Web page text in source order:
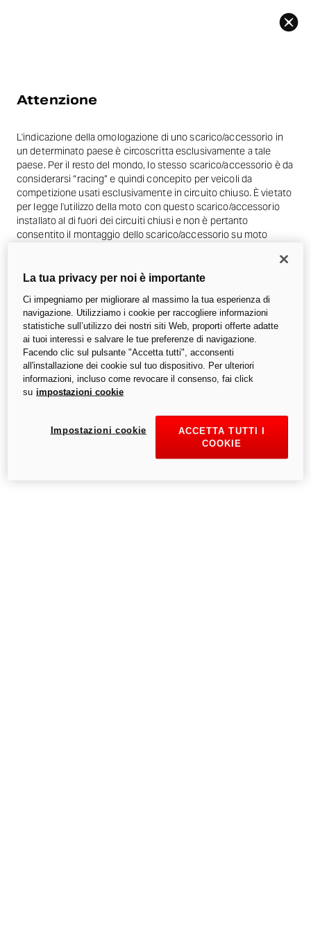
Attenzione
L'indicazione della omologazione di uno scarico/accessorio in
un determinato paese è circoscritta esclusivamente a tale
paese. Per il resto del mondo, lo stesso scarico/accessorio è da
considerarsi “racing” e quindi concepito per veicoli da
competizione usati esclusivamente in circuito chiuso. È vietato
per legge l'utilizzo della moto con questo scarico/accessorio
installato al di fuori dei circuiti chiusi e non è pertanto
consentito il montaggio dello scarico/accessorio su moto
Le foto presenti nella sezione accessori possono riferirsi a
prototipi che potrebbero subire delle modifiche, anche rilevanti,
in fase di industrializzazione e hanno scopo puramente
informativo e di riferimento, pertanto non sono in alcun modo
vincolanti per Ducati Motor Holding S.p.A.,- Società a Socio
Unico, soggetta all'attività di Direzione e Coordinamento di Audi
AG.
La tua privacy per noi è importante
Ci impegniamo per migliorare al massimo la tua esperienza di
navigazione. Utilizziamo i cookie per raccogliere informazioni
statistiche sull’utilizzo dei nostri siti Web, proporti offerte adatte
ai tuoi interessi e salvare le tue preferenze di navigazione.
Facendo clic sul pulsante "Accetta tutti", acconsenti
all'installazione dei cookie sul tuo dispositivo. Per ulteriori
informazioni, incluso come revocare il consenso, fai click
su impostazioni cookie
ACCETTA TUTTI I
COOKIE
Impostazioni cookie